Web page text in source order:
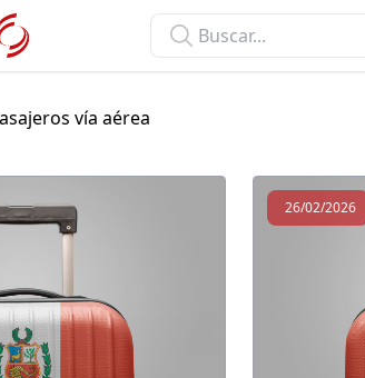
MOVIMIENTO
vía aérea
26/02/2026